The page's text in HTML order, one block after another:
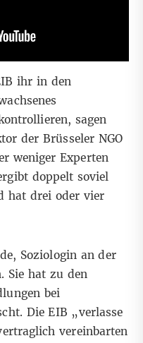
ihr in den
sagen
der Brüsseler NGO
weniger Experten
doppelt soviel
hat drei oder vier
Soziologin an der
Sie hat zu den
bei
Die EIB „verlasse
vereinbarten